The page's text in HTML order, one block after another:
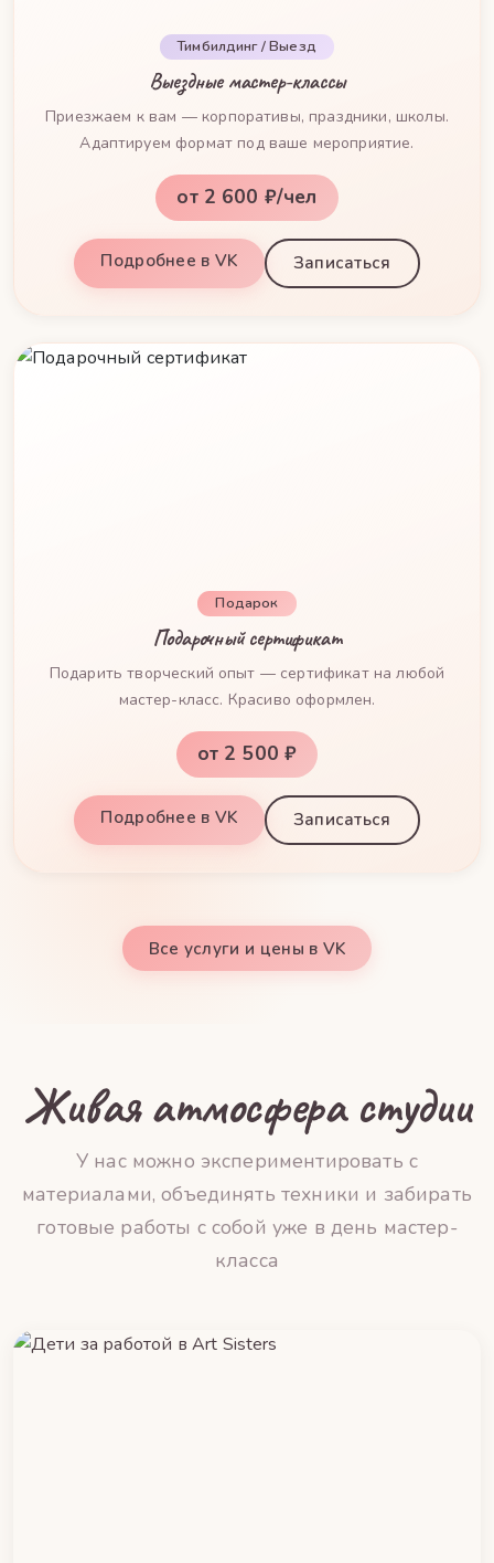
Тимбилдинг / Выезд
Выездные мастер-классы
Приезжаем к вам — корпоративы, праздники, школы.
Адаптируем формат под ваше мероприятие.
от 2 600 ₽/чел
Подробнее в VK Записаться
Подарок
Подарочный сертификат
Подарить творческий опыт — сертификат на любой
мастер-класс. Красиво оформлен.
от 2 500 ₽
Подробнее в VK Записаться
Все услуги и цены в VK
Живая атмосфера студии
У нас можно экспериментировать с
материалами, объединять техники и забирать
готовые работы с собой уже в день мастер-
класса